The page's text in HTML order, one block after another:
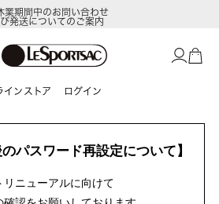
業期間中のお問い合わせ
発送についてのご案内
インストア ログイン
パスワード再設定について】
リニューアルに向けて